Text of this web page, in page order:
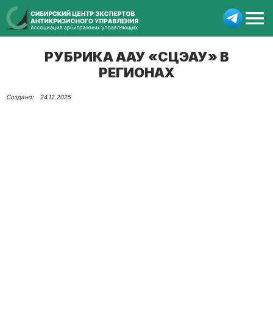
РУБРИКА ААУ «СЦЭАУ» В
РЕГИОНАХ
24.12.2025